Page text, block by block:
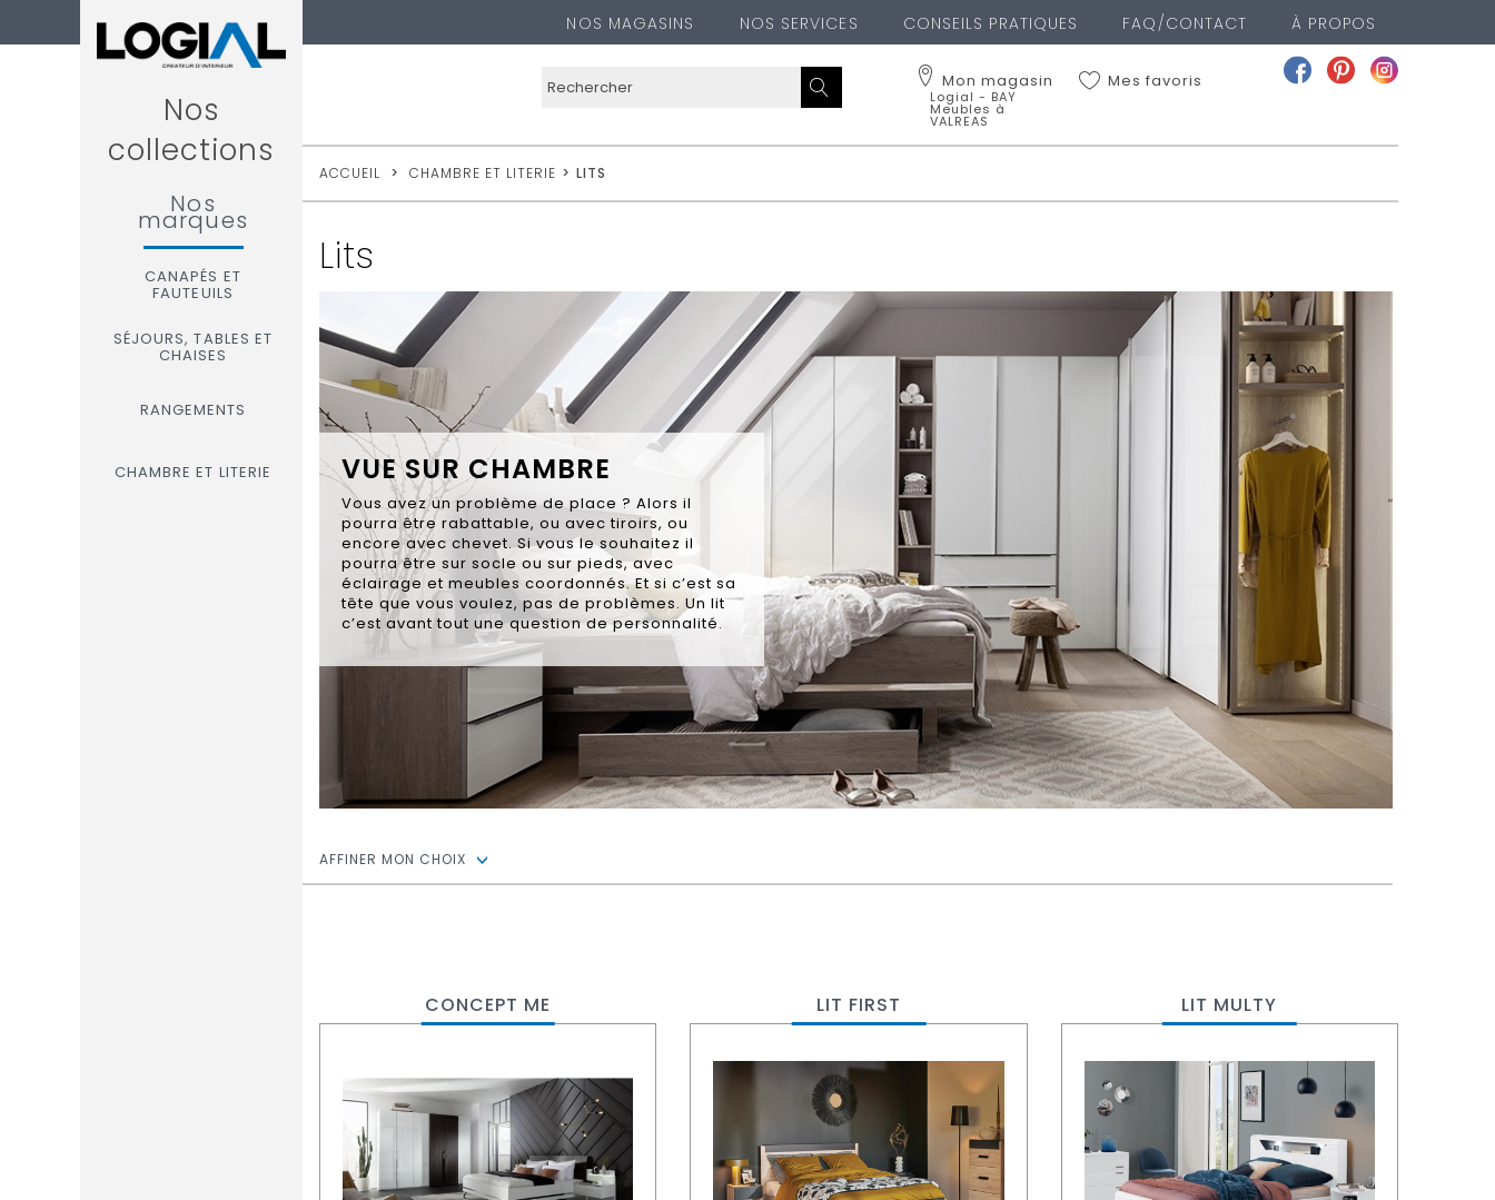
NOS MAGASINS NOS SERVICES CONSEILS PRATIQUES FAQ/CONTACT À PROPOS
Mon magasin
Logial - BAY
Meubles à
VALREAS
Logial - BAY Meubles à VALREAS
Mes favoris
Nos
collections
Nos
marques
CANAPÉS ET
FAUTEUILS
SÉJOURS, TABLES ET
CHAISES
RANGEMENTS
CHAMBRE ET LITERIE
ACCUEIL > CHAMBRE ET LITERIE > LITS
Lits
VUE SUR CHAMBRE
Vous avez un problème de place ? Alors il
pourra être rabattable, ou avec tiroirs, ou
encore avec chevet. Si vous le souhaitez il
pourra être sur socle ou sur pieds, avec
éclairage et meubles coordonnés. Et si c’est sa
tête que vous voulez, pas de problèmes. Un lit
c’est avant tout une question de personnalité.
AFFINER MON CHOIX
CONCEPT ME LIT FIRST LIT MULTY